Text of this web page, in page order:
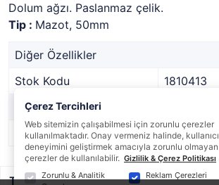
Dolum ağzı. Paslanmaz çelik.
Tip : Mazot, 50mm
Diğer Özellikler
Stok Kodu
1810413
Marka
Stok Durumu
Var
Taksit / Ödeme Seçenekleri
Çerez Tercihleri
Web sitemizin çalışabilmesi için zorunlu çerezler
kullanılmaktadır. Onay vermeniz halinde, kullanıcı
deneyimini geliştirmek amacıyla zorunlu olmayan
çerezler de kullanılabilir. Gizlilik & Çerez Politikası
Zorunlu & Analitik
Reklam Çerezleri